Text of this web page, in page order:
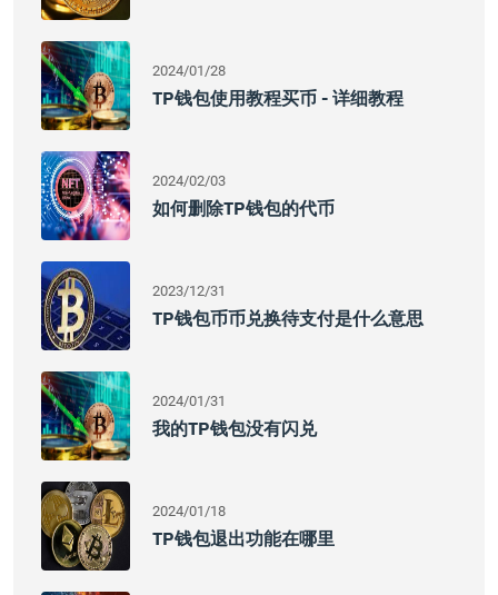
2024/01/28
TP钱包使用教程买币 - 详细教程
2024/02/03
如何删除TP钱包的代币
2023/12/31
TP钱包币币兑换待支付是什么意思
2024/01/31
我的TP钱包没有闪兑
2024/01/18
TP钱包退出功能在哪里